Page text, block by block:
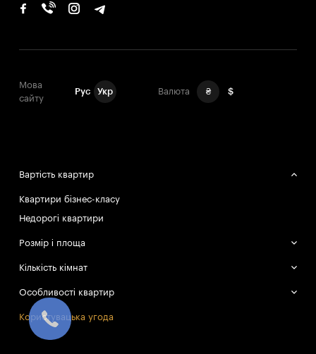
Усі квартири в об'єкті продано
Мова
сайту
Рус Укр Валюта ₴ $
Вартість квартир
Квартири бізнес-класу
Недорогі квартири
Розмір і площа
Великі квартири
Маленькі квартири
Кількість кімнат
Однокімнатні квартири
Двокімнатні квартири
Трикімнатні квартири
Особливості квартир
Смарт-квартири
Користувацька угода